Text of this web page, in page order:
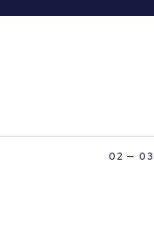
02 — 03